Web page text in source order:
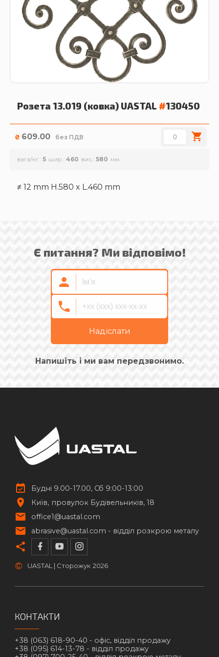
Розета 13.019 (ковка) UASTAL #130450
₴ 609.00 без ПДВ
вага/кг. 5 шир. 460 вис. 580
≠ 12 mm H.580 x L.460 mm
Є питання? Ми відповімо!
Надіслати
Напишіть і ми вам передзвонимо.
Будні 9.00-17.00, Сб 9:00-13:00
Київ
провулок Будівельників, 18
office1@uastal.com
abrasive@uastal.com - відділ розкрою металу
© UASTAL | Сторожук 2026
КОНТАКТИ
+38 (063) 618-90-40 - офіс, відділ продажу
+38 (095) 614-13-78 - відділ продажу